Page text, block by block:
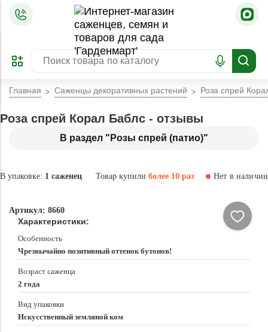
ПРЕДЗАКАЗ
ЗАБРОНИРОВАТЬ
ЛУЧШЕЕ
Главная Саженцы декоративных растений Роза спрей
В раздел "Розы спрей (патио)"
Роза спрей Корал Баблс - отзывы
В упаковке: 1 саженец Товар купили более 10 раз Нет в наличии
Артикул: 8660
Характеристики:
Особенность
Чрезвычайно позитивный оттенок бутонов!
Возраст саженца
2 года
Вид упаковки
Искусственный земляной ком